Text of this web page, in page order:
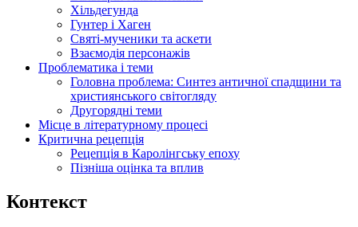
Хільдегунда
Гунтер і Хаген
Святі-мученики та аскети
Взаємодія персонажів
Проблематика і теми
Головна проблема: Синтез античної спадщини та
християнського світогляду
Другорядні теми
Місце в літературному процесі
Критична рецепція
Рецепція в Каролінгську епоху
Пізніша оцінка та вплив
Контекст